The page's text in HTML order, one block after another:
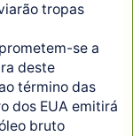
tropas
se a
deste
término das
dos EUA emitirá
bruto